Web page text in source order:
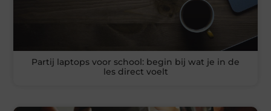
Partij laptops voor school: begin bij wat je in de
les direct voelt